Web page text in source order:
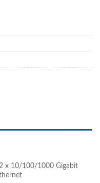
x 10/100/1000 Gigabit